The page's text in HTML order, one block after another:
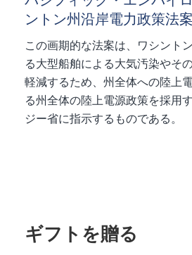
ントン州沿岸電力政策法
この画期的な法案は、ワシント
る大型船舶による大気汚染やそ
軽減するため、州全体への陸上
る州全体の陸上電源政策を採用
ジー省に指示するものである。
ギフトを贈る